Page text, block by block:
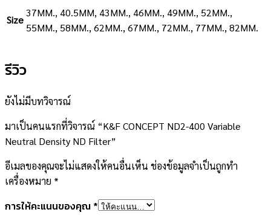
Size
37MM., 40.5MM, 43MM., 46MM., 49MM., 52MM.,
55MM., 58MM., 62MM., 67MM., 72MM., 77MM., 82MM.
รีวิว
ยังไม่มีบทวิจารณ์
มาเป็นคนแรกที่วิจารณ์ “K&F CONCEPT ND2-400 Variable
Neutral Density ND Filter”
อีเมลของคุณจะไม่แสดงให้คนอื่นเห็น ช่องข้อมูลจำเป็นถูกทำ
เครื่องหมาย *
การให้คะแนนของคุณ *